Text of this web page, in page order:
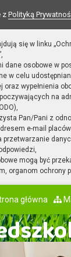
z Polityką
się w linku
dane osobowe w
w celu
oraz wypełnienia
na
Pan/Pani z
e-mail
przetwarzanie
mogą być
organom ochrony
główna